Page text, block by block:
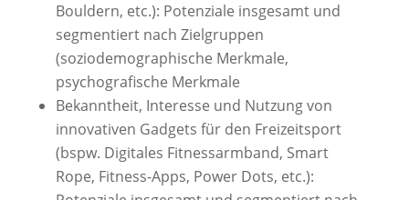
Bouldern, etc.): Potenziale insgesamt und
segmentiert nach Zielgruppen
(soziodemographische Merkmale,
psychografische Merkmale
Bekanntheit, Interesse und Nutzung von
innovativen Gadgets für den Freizeitsport
(bspw. Digitales Fitnessarmband, Smart
Rope, Fitness-Apps, Power Dots, etc.):